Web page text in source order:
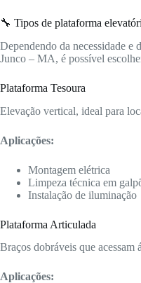
🔧 Tipos de plataforma
Dependendo da necessidade e
Junco – MA, é possível
Plataforma Tesoura
Elevação vertical, ideal para
Aplicações:
Montagem elétrica
Limpeza técnica em
Instalação de iluminação
Plataforma Articulada
Braços dobráveis que acessam
Aplicações: